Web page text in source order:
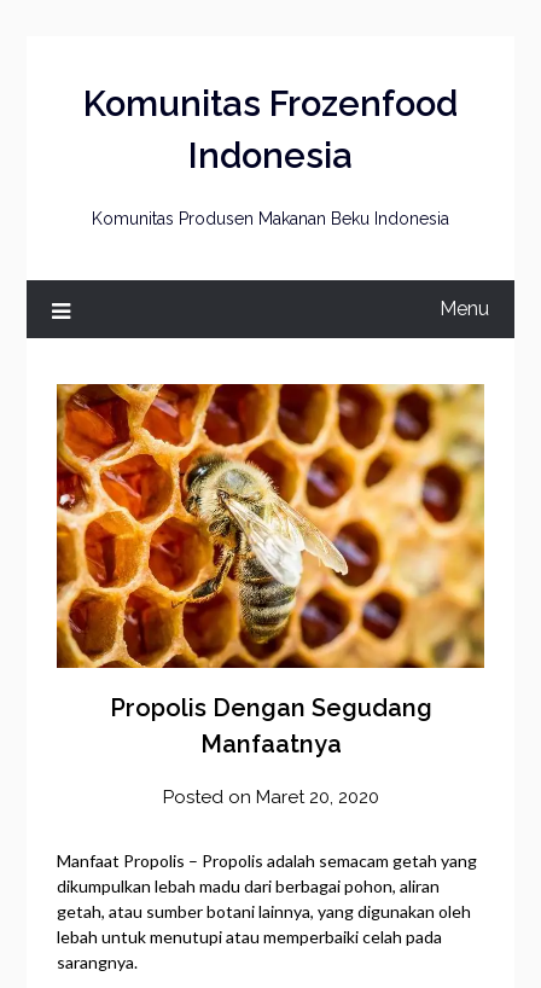
Komunitas Frozenfood
Indonesia
Komunitas Produsen Makanan Beku Indonesia
Menu
Propolis Dengan Segudang
Manfaatnya
Posted on Maret 20, 2020
Manfaat Propolis – Propolis adalah semacam getah yang
dikumpulkan lebah madu dari berbagai pohon, aliran
getah, atau sumber botani lainnya, yang digunakan oleh
lebah untuk menutupi atau memperbaiki celah pada
sarangnya.